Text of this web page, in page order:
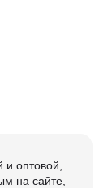
оптовой,
на сайте,